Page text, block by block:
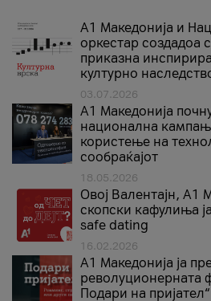
А1 Македонија и
оркестар создадоа
приказна
културно
03.07.2026
A1 Македонија
национална
користење на
сообраќајот
18.05.2026
Овој Валентајн, A1
скопски кафулиња
safe dating
16.02.2026
А1 Македонија ја
револуционерната
Подари на